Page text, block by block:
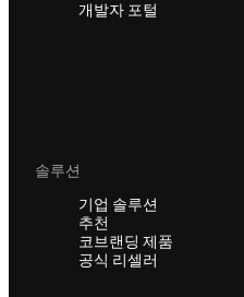
개발자 포털
솔루션
기업 솔루션
추천
코브랜딩 제품
공식 리셀러